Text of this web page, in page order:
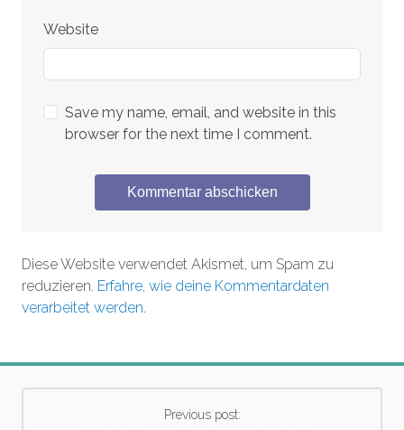
Website
Save my name, email, and website in this
browser for the next time I comment.
Diese Website verwendet Akismet, um Spam zu
reduzieren. Erfahre, wie deine Kommentardaten
verarbeitet werden.
Previous post: